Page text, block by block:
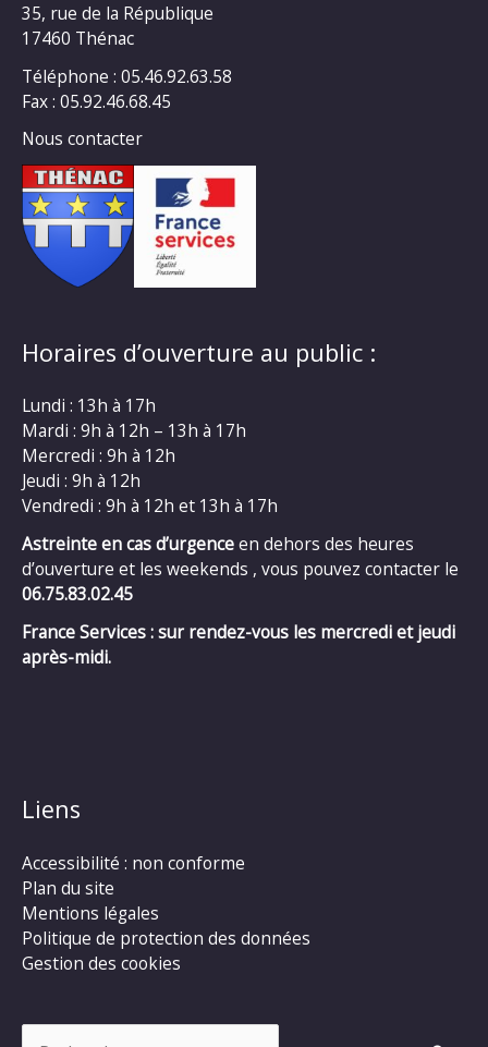
35, rue de la République
17460 Thénac
Téléphone : 05.46.92.63.58
Fax : 05.92.46.68.45
Nous contacter
Horaires d’ouverture au public :
Lundi : 13h à 17h
Mardi : 9h à 12h – 13h à 17h
Mercredi : 9h à 12h
Jeudi : 9h à 12h
Vendredi : 9h à 12h et 13h à 17h
Astreinte en cas d’urgenceen dehors des heures
d’ouverture et les weekends , vous pouvez contacter le
06.75.83.02.45
France Services : sur rendez-vous les mercredi et jeudi
après-midi.
Liens
Accessibilité : non conforme
Plan du site
Mentions légales
Politique de protection des données
Gestion des cookies